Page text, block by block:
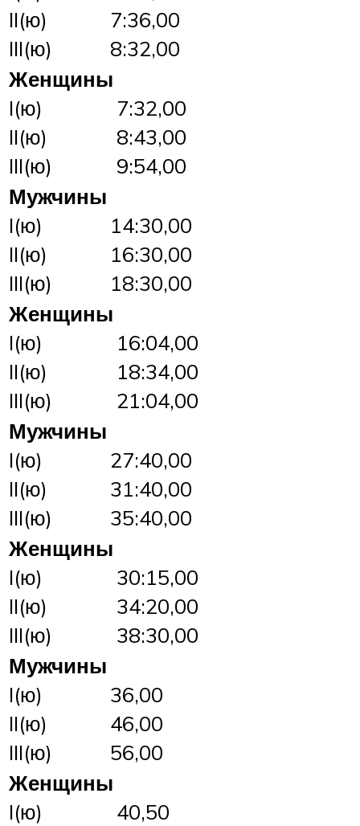
II(ю)
7:36,00
III(ю)
8:32,00
Женщины
I(ю)
7:32,00
II(ю)
8:43,00
III(ю)
9:54,00
Мужчины
I(ю)
14:30,00
II(ю)
16:30,00
III(ю)
18:30,00
Женщины
I(ю)
16:04,00
II(ю)
18:34,00
III(ю)
21:04,00
Мужчины
I(ю)
27:40,00
II(ю)
31:40,00
III(ю)
35:40,00
Женщины
I(ю)
30:15,00
II(ю)
34:20,00
III(ю)
38:30,00
Мужчины
I(ю)
36,00
II(ю)
46,00
III(ю)
56,00
Женщины
I(ю)
40,50